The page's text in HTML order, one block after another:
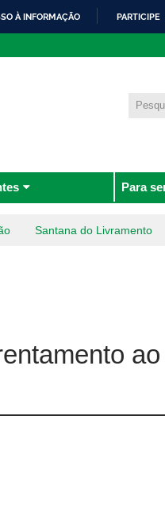
À INFORMAÇÃO PARTICIPE
Para
Santana do Livramento
ao